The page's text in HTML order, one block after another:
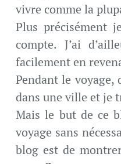
vivre comme la
Plus précisément
compte. J’ai
facilement en
Pendant le voyage,
dans une ville et je
Mais le but de ce
voyage sans
blog est de